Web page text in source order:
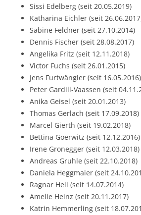
Sissi Edelberg (seit 20.05.2019)
Katharina Eichler (seit
Sabine Feldner (seit 27.10.2014)
Dennis Fischer (seit 28.08.2017)
Angelika Fritz (seit 12.11.2018)
Victor Fuchs (seit 26.01.2015)
Jens Furtwängler (seit 16.05.2016)
Peter Gardill-Vaassen (seit
Anika Geisel (seit 20.01.2013)
Thomas Gerlach (seit 17.09.2018)
Marcel Gierth (seit 19.02.2018)
Bettina Goerwitz (seit 12.12.2016)
Irene Gronegger (seit 12.03.2018)
Andreas Gruhle (seit 22.10.2018)
Daniela Heggmaier (seit
Ragnar Heil (seit 14.07.2014)
Amelie Heinz (seit 20.11.2017)
Katrin Hemmerling (seit